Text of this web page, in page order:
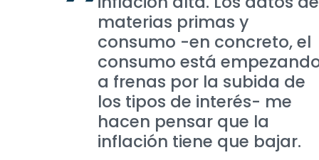
materias primas y
consumo -en concreto, el
consumo está
a frenas por la subida de
los tipos de interés- me
hacen pensar que la
inflación tiene que bajar.